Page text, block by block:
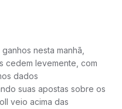
nesta manhã,
cedem levemente, com
dados
suas apostas sobre os
veio acima das